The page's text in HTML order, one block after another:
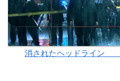
消されたヘッドライン